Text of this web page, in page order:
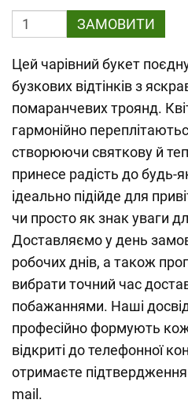
ЗАМОВИТИ
Цей чарівний букет
бузкових відтінків з
помаранчевих троянд.
гармонійно
створюючи святкову й
принесе радість до будь-
ідеально підійде для
чи просто як знак уваги
Доставляємо у день
робочих днів, а також
вибрати точний час
побажаннями. Наші
професійно формують
відкриті до телефонної
отримаєте
mail.